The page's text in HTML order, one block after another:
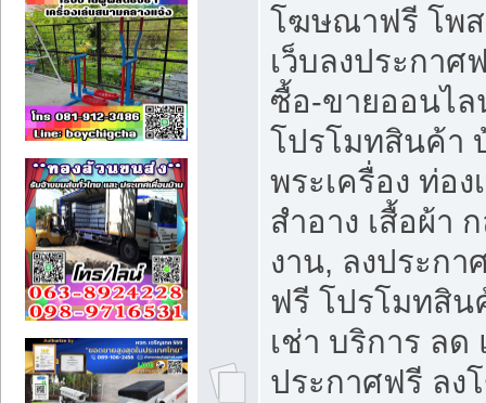
โฆษณาฟรี โพส
เว็บลงประกา
ซื้อ-ขายออนไล
โปรโมทสินค้า
พระเครื่อง ท่อง
สำอาง เสื้อผ้า
งาน, ลงประก
ฟรี โปรโมทสิ
เช่า บริการ ลด
ประกาศฟรี ล